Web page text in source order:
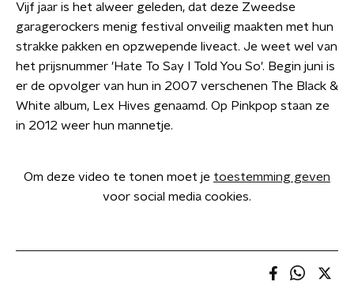
Vijf jaar is het alweer geleden, dat deze Zweedse
garagerockers menig festival onveilig maakten met hun
strakke pakken en opzwepende liveact. Je weet wel van
het prijsnummer 'Hate To Say I Told You So'. Begin juni is
er de opvolger van hun in 2007 verschenen The Black &
White album, Lex Hives genaamd. Op Pinkpop staan ze
in 2012 weer hun mannetje.
Om deze video te tonen moet je toestemming geven
voor social media cookies.